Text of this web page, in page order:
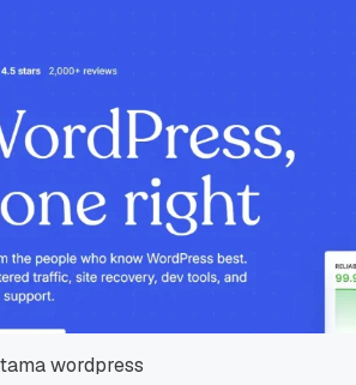
Terbaru
20 Nov, 2025
wordpress